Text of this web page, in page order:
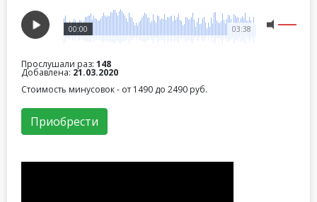
03:38
00:00
Прослушали раз: 148
Добавлена: 21.03.2020
Стоимость минусовок - от 1490 до 2490 руб.
Приобрести